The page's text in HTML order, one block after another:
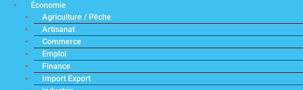
Économie
Agriculture / Pêche
Artisanat
Commerce
Emploi
Finance
Import Export